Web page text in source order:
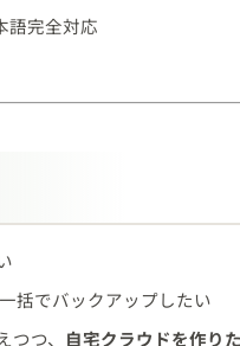
語完全対応
括でバックアップしたい
つ、 自宅クラウドを作り